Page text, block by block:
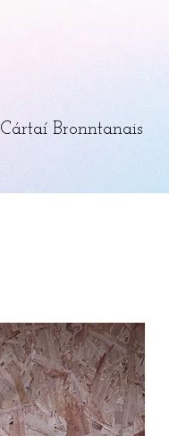
Cártaí Bronntanais